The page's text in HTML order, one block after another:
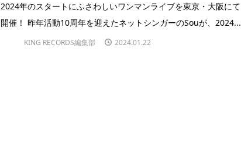
2024年のスタートにふさわしいワンマンライブを東京・大阪にて
開催！ 昨年活動10周年を迎えたネットシンガーのSouが、2024...
KING RECORDS編集部 2024.01.22